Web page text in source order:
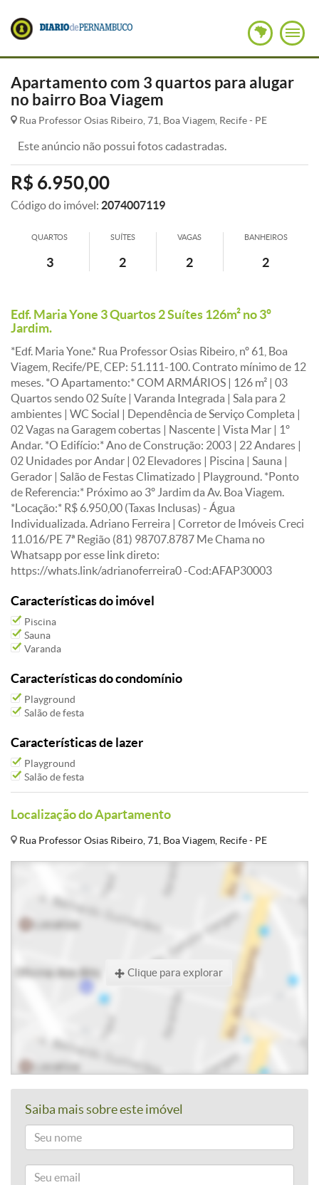
Apartamento com 3 quartos para alugar
no bairro Boa Viagem
Rua Professor Osias Ribeiro, 71, Boa Viagem, Recife - PE
Este anúncio não possui fotos cadastradas.
R$ 6.950,00
Código do imóvel: 2074007119
QUARTOS
3
SUÍTES
2
VAGAS
2
BANHEIROS
2
Edf. Maria Yone 3 Quartos 2 Suítes 126m² no 3º
Jardim.
*Edf. Maria Yone.* Rua Professor Osias Ribeiro, nº 61, Boa
Viagem, Recife/PE, CEP: 51.111-100. Contrato mínimo de 12
meses. *O Apartamento:* COM ARMÁRIOS | 126 m² | 03
Quartos sendo 02 Suíte | Varanda Integrada | Sala para 2
ambientes | WC Social | Dependência de Serviço Completa |
02 Vagas na Garagem cobertas | Nascente | Vista Mar | 1º
Andar. *O Edifício:* Ano de Construção: 2003 | 22 Andares |
02 Unidades por Andar | 02 Elevadores | Piscina | Sauna |
Gerador | Salão de Festas Climatizado | Playground. *Ponto
de Referencia:* Próximo ao 3º Jardim da Av. Boa Viagem.
*Locação:* R$ 6.950,00 (Taxas Inclusas) - Água
Individualizada. Adriano Ferreira | Corretor de Imóveis Creci
11.016/PE 7ª Região (81) 98707.8787 Me Chama no
Whatsapp por esse link direto:
https://whats.link/adrianoferreira0 -Cod:AFAP30003
Características do imóvel
Piscina
Sauna
Varanda
Características do condomínio
Playground
Salão de festa
Características de lazer
Playground
Salão de festa
Localização do Apartamento
Rua Professor Osias Ribeiro, 71, Boa Viagem, Recife - PE
Clique para explorar
Saiba mais sobre este imóvel